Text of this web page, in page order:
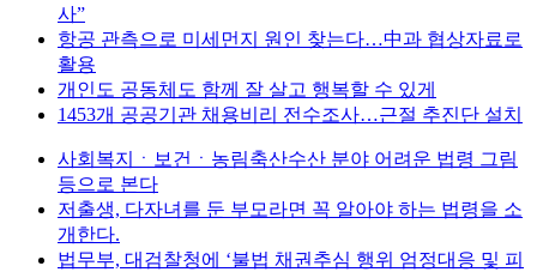
사”
항공 관측으로 미세먼지 원인 찾는다…中과 협상자료로
활용
개인도 공동체도 함께 잘 살고 행복할 수 있게
1453개 공공기관 채용비리 전수조사…근절 추진단 설치
사회복지ㆍ보건ㆍ농림축산수산 분야 어려운 법령 그림
등으로 본다
저출생, 다자녀를 둔 부모라면 꼭 알아야 하는 법령을 소
개한다.
법무부, 대검찰청에 ‘불법 채권추심 행위 엄정대응 및 피